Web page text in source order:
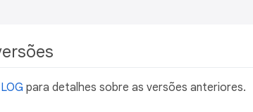
para detalhes sobre as versões anteriores.